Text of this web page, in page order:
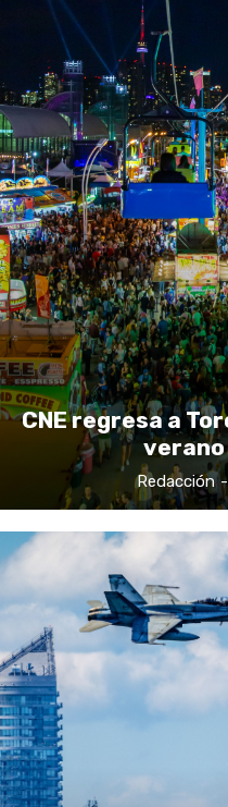
CNE regresa a
verano
Redacción -